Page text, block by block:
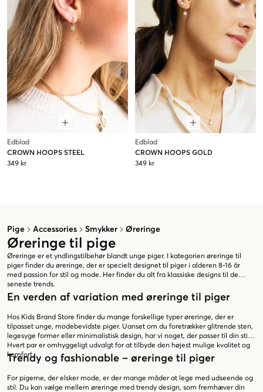
Pige Accessories Smykker Øreringe
Øreringe til pige
Øreringe er et yndlingstilbehør blandt unge piger. I kategorien øreringe til
piger finder du øreringe, der er specielt designet til piger i alderen 8-16 år
med passion for stil og mode. Her finder du alt fra klassiske designs til de
seneste trends.
En verden af variation med øreringe til piger
Hos Kids Brand Store finder du mange forskellige typer øreringe, der er
tilpasset unge, modebevidste piger. Uanset om du foretrækker glitrende sten,
legesyge former eller minimalistisk design, har vi noget, der passer til din stil.
Hvert par er omhyggeligt udvalgt for at tilbyde den højest mulige kvalitet og
komfort.
Trendy og fashionable – øreringe til piger
For pigerne, der elsker mode, er der mange måder at lege med udseende og
stil. Du kan vælge mellem øreringe med trendy design, som fremhæver din
Edblad
CROWN HOOPS STEEL
349 kr
Edblad
CROWN HOOPS GOLD
349 kr